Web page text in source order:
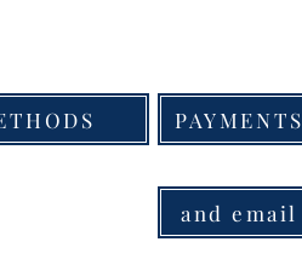
PAYMENTS
and email